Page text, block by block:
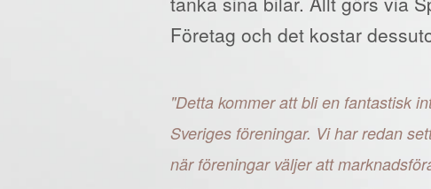
Företag och det kostar
"Detta kommer att bli en fantastisk
Sveriges föreningar. Vi har redan
när föreningar väljer att